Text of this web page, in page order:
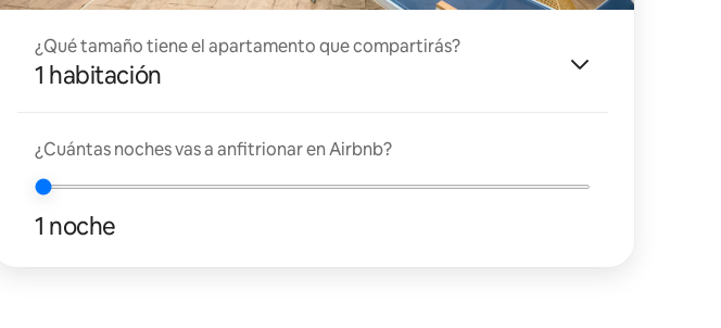
¿Qué tamaño tiene el apartamento que compartirás?
1 habitación
¿Cuántas noches vas a anfitrionar en Airbnb?
1 noche